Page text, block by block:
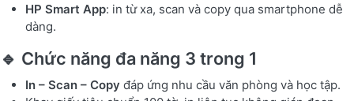
HP Smart App: in từ xa, scan và copy qua smartphone dễ
dàng.
🔹 Chức năng đa năng 3 trong 1
In – Scan – Copy đáp ứng nhu cầu văn phòng và học tập.